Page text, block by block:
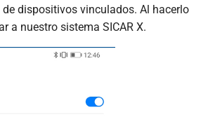
dispositivos vinculados. Al hacerlo
a nuestro sistema SICAR X.